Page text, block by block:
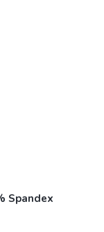
Spandex